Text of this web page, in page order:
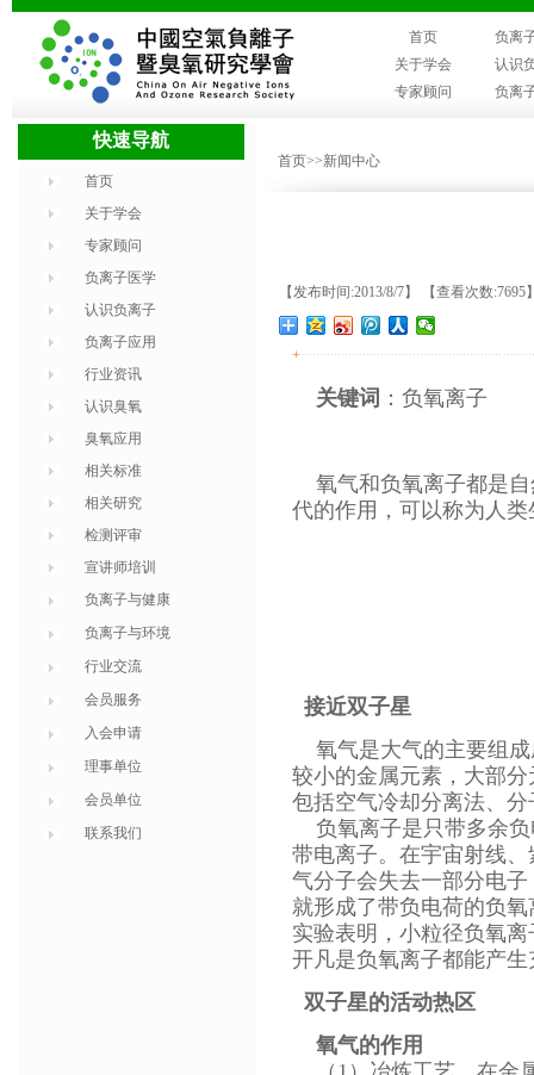
首页
负离
关于学会
认识
专家顾问
负离
快速导航
首页
关于学会
专家顾问
负离子医学
认识负离子
负离子应用
行业资讯
认识臭氧
臭氧应用
相关标准
相关研究
检测评审
宣讲师培训
负离子与健康
负离子与环境
行业交流
会员服务
入会申请
理事单位
会员单位
联系我们
首页>>新闻中心
【发布时间:2013/8/7】 【查看次数:7695
+
关键词 ：负氧离子
氧气和负氧离子都是自
代的作用，可以称为人
接近双子星
氧气是大气的主要组成
较小的金属元素，大部
包括空气冷却分离法、
负氧离子是只带多余负
带电离子。在宇宙射线
气分子会失去一部分电
就形成了带负电荷的负
实验表明，小粒径负氧
开凡是负氧离子都能产
双子星的活动热区
氧气的作用